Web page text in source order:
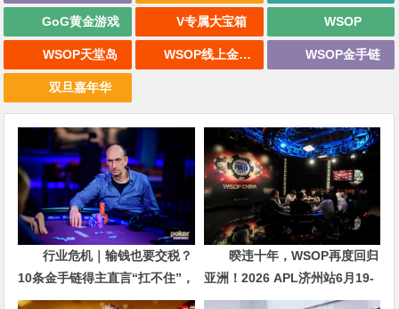
GoG黄金游戏 V专属大宝箱 WSOP
WSOP天堂岛 WSOP线上金手链 WSOP金手链
双旦嘉年华
行业危机｜输钱也要交税？
10条金手链得主直言“扛不住”，
主动砍掉四分之三比赛
暌违十年，WSOP再度回归
亚洲！2026 APL济州站6月19-
28日盛大登场！